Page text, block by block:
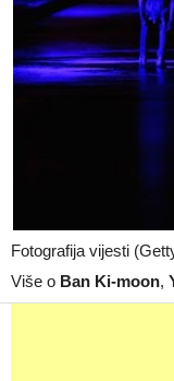
Fotografija vijesti
Više o Ban Ki-moon,